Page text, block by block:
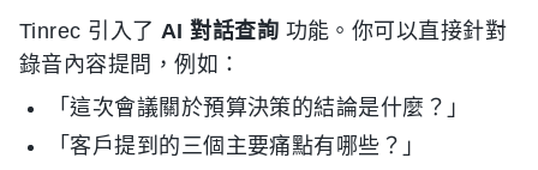
Tinrec 引入了 AI 對話查詢 功能。你可以直接針對
錄音內容提問，例如：
「這次會議關於預算決策的結論是什麼？」
「客戶提到的三個主要痛點有哪些？」